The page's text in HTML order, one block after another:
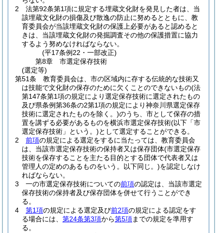
2
法第92条第1項に規定する埋蔵文化財を発見した者は、当
該埋蔵文化財の損傷及び散逸の防止に努めるとともに、教
育委員会が当該埋蔵文化財の保護上必要があると認めると
きは、当該埋蔵文化財の発掘調査その他の保護措置に協力
するよう努めなければならない。
(平17条例22・一部改正)
第8章
市選定保存技術
(選定等)
第51条
教育委員会は、市の区域内に存する伝統的な技術又
は技能で文化財の保存のために欠くことのできないもの(法
第147条第1項の規定により選定保存技術に選定されたもの
及び県条例第36条の2第1項の規定により神奈川県選定保存
技術に選定されたものを除く。)のうち、市として保存の措
置を講ずる必要があるものを横浜市選定保存技術(以下「市
選定保存技術」という。)として選定することができる。
2
前項の規定による選定をするに当たっては、教育委員会
は、当該市選定保存技術の保持者又は保存団体(市選定保存
技術を保存することを主たる目的とする団体で代表者又は
管理人の定めのあるものをいう。以下同じ。)を認定しなけ
ればならない。
3
一の市選定保存技術についての前項の認定は、当該市選定
保存技術の保持者及び保存団体を併せて行うことができ
る。
4
第1項の規定による選定及び前2項の規定による認定をす
る場合には、 第24条第3項から第5項までの規定を準用す
る。